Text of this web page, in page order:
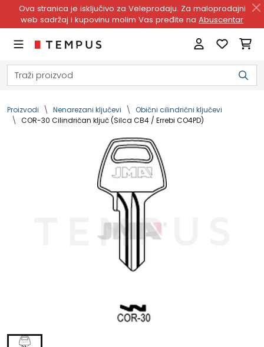
Ova stranica je isključivo za Veleprodaju. Za maloprodajni
web sadržaj i kupovinu molim Vas pređite na Abuscentar
Proizvodi Nenarezani ključevi
Obični cilindrični ključevi
COR-30 Cilindričan ključ (Silca CB4 / Errebi CO4PD)